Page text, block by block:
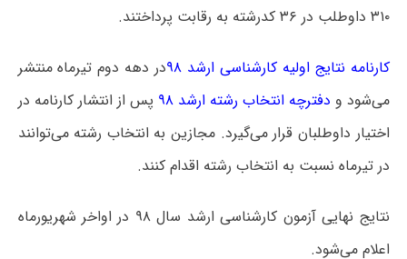
۳۱۰ داوطلب در ۳۶ کدرشته به رقابت پرداختند.
کارنامه نتایج اولیه کارشناسی ارشد ۹۸
در دهه دوم تیرماه منتشر
می‌شود و دفترچه انتخاب رشته ارشد ۹۸
پس از انتشار کارنامه در
اختیار داوطلبان قرار می‌گیرد. مجازین به انتخاب رشته می‌توانند
در تیرماه نسبت به انتخاب رشته اقدام کنند.
نتایج نهایی آزمون کارشناسی ارشد سال ۹۸ در اواخر شهریورماه
اعلام می‌شود.